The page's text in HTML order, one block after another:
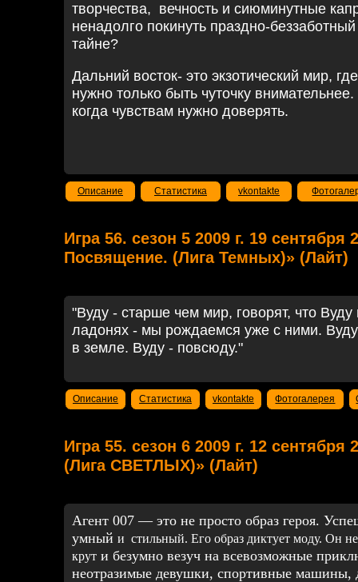
творчества, вечность и сиюминутные
ненадолго покинуть праздно-
тайне?
Дальний восток- это экзотический мир,
нужно только быть чуточку
когда чувствам нужно доверять.
Описание Статистика vkontakte
Игра 56. сезон 5 2009 г. 19 сентября
Посвящение. (Лига Темных)» (Лайт)
"Вуду - старше чем мир, говорят, что
ладонях - мы рождаемся уже с ними.
в земле. Вуду - повсюду."
Описание Статистика vkontakte Фотогалерея
Игра 55. сезон 6 2009 г. 12 сентября
(Лига СВЕТЛЫХ)» (Лайт)
Агент 007 — это не просто образ героя.
умный и стильный. Его образ диктует моду. Он
крут и безумно везуч на всевозможные
неотразимые девушки, спортивные машины,